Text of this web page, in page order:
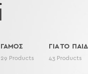
ΓΑΜΟΣ
29 Products
ΓΙΑ ΤΟ ΠΑΙΔΙ
43 Products